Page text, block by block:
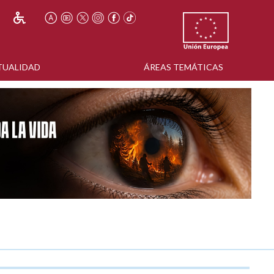
ÁREAS TEMÁTICAS